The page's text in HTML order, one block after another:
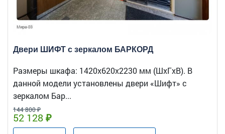
Двери ШИФТ с зеркалом БАРКОРД
Размеры шкафа: 1420x620x2230 мм (ШxГxВ). В
данной модели установлены двери «Шифт» с
зеркалом Бар...
144 800 ₽
52 128 ₽